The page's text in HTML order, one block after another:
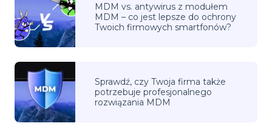
MDM vs. antywirus z modułem
MDM – co jest lepsze do ochrony
Twoich firmowych smartfonów?
Sprawdź, czy Twoja firma także
potrzebuje profesjonalnego
rozwiązania MDM